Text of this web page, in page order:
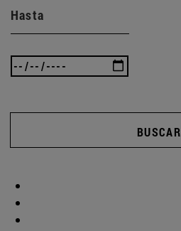
Hasta
BUSCAR